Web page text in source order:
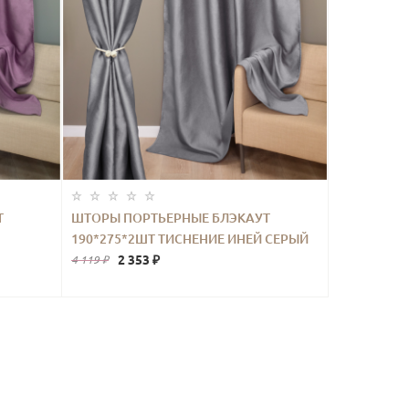
ШТОРЫ ПОРТЬЕРНЫЕ БЛЭКАУТ
190*275*2ШТ ТИСНЕНИЕ ИНЕЙ СЕРЫЙ
4 119 ₽ 2 353 ₽